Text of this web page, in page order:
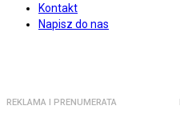
Kontakt
Napisz do nas
REKLAMA I PRENUMERATA